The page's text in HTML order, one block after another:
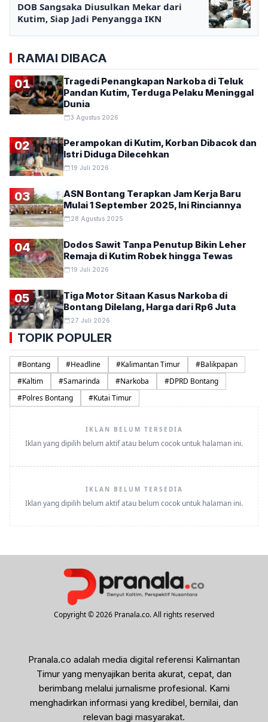
DOB Sangsaka Diusulkan Mekar dari
Kutim, Siap Jadi Penyangga IKN
RAMAI DIBACA
01
Tragedi Penangkapan Narkoba di Teluk
Pandan Kutim, Terduga Pelaku Meninggal
Dunia
3 Agustus 2026
02
Perampokan di Kutim, Korban Dibacok dan
Istri Diduga Dilecehkan
19 Juli 2026
03
ASN Bontang Terapkan Jam Kerja Baru
Mulai 1 September 2025, Ini Rinciannya
28 Agustus 2025
04
Dodos Sawit Tanpa Penutup Bikin Leher
Remaja di Kutim Robek hingga Tewas
19 Juli 2026
05
Tiga Motor Sitaan Kasus Narkoba di
Bontang Dilelang, Harga dari Rp6 Juta
27 Juli 2026
TOPIK POPULER
#Bontang #Headline #Kalimantan Timur #Balikpapan
#Kaltim #Samarinda #Narkoba #DPRD Bontang
#Polres Bontang #Kutai Timur
IKLAN BELUM TERSEDIA
Iklan yang dipilih belum aktif atau belum cocok untuk halaman ini.
IKLAN BELUM TERSEDIA
Iklan yang dipilih belum aktif atau belum cocok untuk halaman ini.
Copyright © 2026 Pranala.co. All rights reserved
Pranala.co adalah media digital referensi Kalimantan
Timur yang menyajikan berita akurat, cepat, dan
berimbang melalui jurnalisme profesional. Kami
menghadirkan informasi yang kredibel, bernilai, dan
relevan bagi masyarakat.